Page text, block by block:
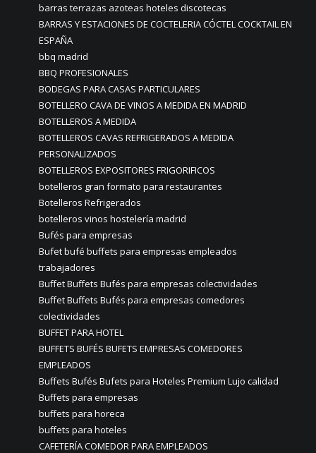
barras terrazas azoteas hoteles discotecas
BARRAS Y ESTACIONES DE COCTELERIA CÓCTEL COCKTAIL EN
ESPAÑA
bbq madrid
BBQ PROFESIONALES
BODEGAS PARA CASAS PARTICULARES
BOTELLERO CAVA DE VINOS A MEDIDA EN MADRID
BOTELLEROS A MEDIDA
BOTELLEROS CAVAS REFRIGERADOS A MEDIDA
PERSONALIZADOS
BOTELLEROS EXPOSITORES FRIGORIFICOS
botelleros gran formato para restaurantes
Botelleros Refrigerados
botelleros vinos hostelería madrid
Bufés para empresas
Bufet bufé buffets para empresas empleados
trabajadores
Buffet Buffets Bufés para empresas colectividades
Buffet Buffets Bufés para empresas comedores
colectividades
BUFFET PARA HOTEL
BUFFETS BUFÉS BUFETS EMPRESAS COMEDORES
EMPLEADOS
Buffets Bufés Bufets para Hoteles Premium Lujo calidad
Buffets para empresas
buffets para horeca
buffets para hoteles
CAFETERÍA COMEDOR PARA EMPLEADOS